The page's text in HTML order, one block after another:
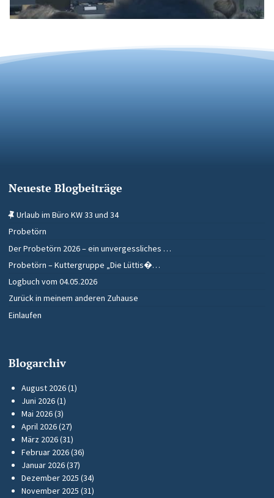
Neueste Blogbeiträge
Urlaub im Büro KW 33 und 34
Probetörn
Der Probetörn 2026 – ein unvergessliches …
Probetörn – Kuttergruppe „Die Lüttis�…
Logbuch vom 04.05.2026
Zurück in meinem anderen Zuhause
Einlaufen
Blogarchiv
August 2026(1)
Juni 2026(1)
Mai 2026(3)
April 2026(27)
März 2026(31)
Februar 2026(36)
Januar 2026(37)
Dezember 2025 (34)
November 2025 (31)